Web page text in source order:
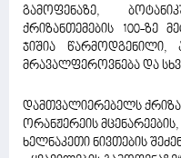
გამოფენაზე,
ქრიზანთემების 100-ზე
ჯიშია წარმოდგენილი,
მრავალფეროვნება და
დამთვალიერებელს
ორანჟერეის
ხელნაკეთი ნივთების